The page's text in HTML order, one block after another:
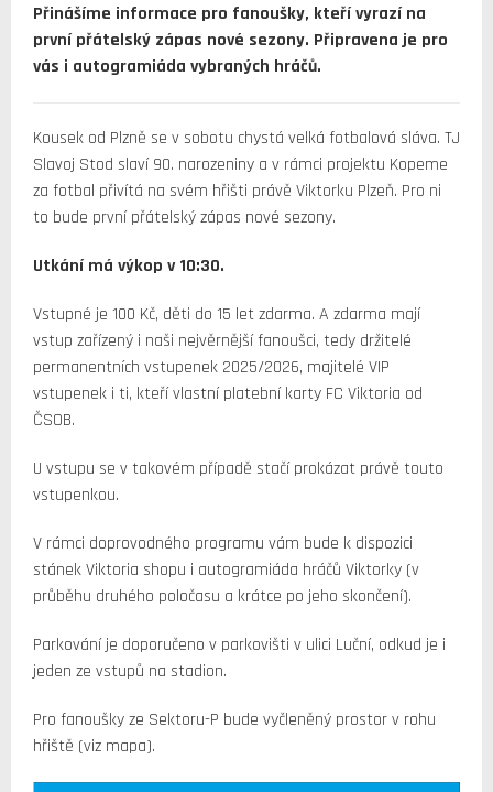
Přinášíme informace pro fanoušky, kteří vyrazí na
první přátelský zápas nové sezony. Připravena je pro
vás i autogramiáda vybraných hráčů.
Kousek od Plzně se v sobotu chystá velká fotbalová sláva. TJ
Slavoj Stod slaví 90. narozeniny a v rámci projektu Kopeme
za fotbal přivítá na svém hřišti právě Viktorku Plzeň. Pro ni
to bude první přátelský zápas nové sezony.
Utkání má výkop v 10:30.
Vstupné je 100 Kč, děti do 15 let zdarma. A zdarma mají
vstup zařízený i naši nejvěrnější fanoušci, tedy držitelé
permanentních vstupenek 2025/2026, majitelé VIP
vstupenek i ti, kteří vlastní platební karty FC Viktoria od
ČSOB.
U vstupu se v takovém případě stačí prokázat právě touto
vstupenkou.
V rámci doprovodného programu vám bude k dispozici
stánek Viktoria shopu i autogramiáda hráčů Viktorky (v
průběhu druhého poločasu a krátce po jeho skončení).
Parkování je doporučeno v parkovišti v ulici Luční, odkud je i
jeden ze vstupů na stadion.
Pro fanoušky ze Sektoru-P bude vyčleněný prostor v rohu
hřiště (viz mapa).